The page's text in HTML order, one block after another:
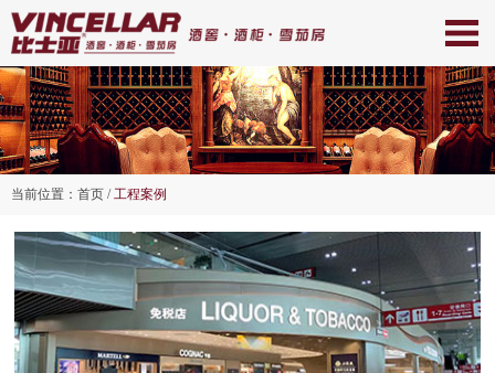
当前位置： 首页 /工程案例